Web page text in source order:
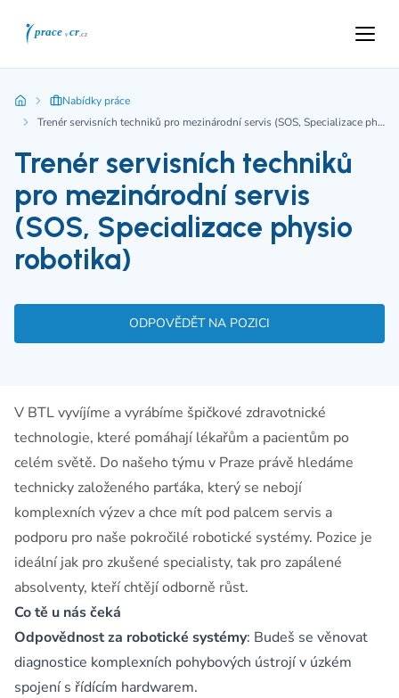
Nabídky práce
Trenér servisních techniků pro mezinárodní servis (SOS, Specializace physio robotika)
Trenér servisních techniků
pro mezinárodní servis
(SOS, Specializace physio
robotika)
ODPOVĚDĚT NA POZICI
V BTL vyvíjíme a vyrábíme špičkové zdravotnické
technologie, které pomáhají lékařům a pacientům po
celém světě. Do našeho týmu v Praze právě hledáme
technicky založeného parťáka, který se nebojí
komplexních výzev a chce mít pod palcem servis a
podporu pro naše pokročilé robotické systémy. Pozice je
ideální jak pro zkušené specialisty, tak pro zapálené
absolventy, kteří chtějí odborně růst.
Co tě u nás čeká
Odpovědnost za robotické systémy: Budeš se věnovat
diagnostice komplexních pohybových ústrojí v úzkém
spojení s řídícím hardwarem.